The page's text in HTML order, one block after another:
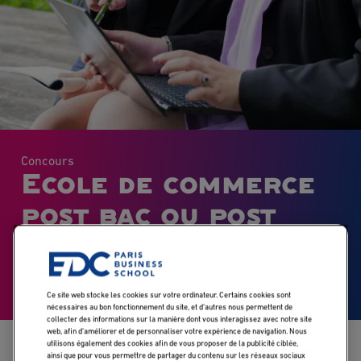
Concours
Ecole de commerce
post bac ou post
prepa, comment
choisir ?
Accueil Blog Ecole de commerce post bac ou post prepa, comment
Ce site web stocke les cookies sur votre ordinateur. Certains cookies sont
nécessaires au bon fonctionnement du site, et d’autres nous permettent de
collecter des informations sur la manière dont vous interagissez avec notre site
web, afin d’améliorer et de personnaliser votre expérience de navigation. Nous
utilisons également des cookies afin de vous proposer de la publicité ciblée,
ainsi que pour vous permettre de partager du contenu sur les réseaux sociaux